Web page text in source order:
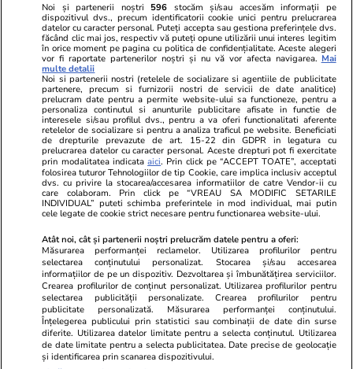
Ringier România
Libertatea pentru
Unica.ro
Program TV
Avantaje
ELLE
Gazeta Sporturilor
Stiri mondene
Calculator sarcina
Ajută Copiii
Locuri de muncă
Imobiliare.ro
Jobradar24
Imoradar24
Colecții Libertatea
Pariază responsabil! Decizia ONJN nr. 821/25.09.2025.
Jocurile de noroc sunt interzise minorilor.
© 2026 Ringier Romania. Toate drepturile rezervate
Actualizare preferințe cookies
Noi și partenerii noștri 596 stocăm și/sau accesăm informații pe
dispozitivul dvs., precum identificatorii cookie unici pentru prelucrarea
datelor cu caracter personal. Puteți accepta sau gestiona preferințele dvs.
făcând clic mai jos, respectiv vă puteți opune utilizării unui interes legitim
în orice moment pe pagina cu politica de confidențialitate. Aceste alegeri
vor fi raportate partenerilor noștri și nu vă vor afecta navigarea. Mai
multe detalii
Noi si partenerii nostri (retelele de socializare si agentiile de publicitate
partenere, precum si furnizorii nostri de servicii de date analitice)
prelucram date pentru a permite website-ului sa functioneze, pentru a
personaliza continutul si anunturile publicitare afisate in functie de
interesele si/sau profilul dvs., pentru a va oferi functionalitati aferente
retelelor de socializare si pentru a analiza traficul pe website. Beneficiati
de drepturile prevazute de art. 15-22 din GDPR in legatura cu
prelucrarea datelor cu caracter personal. Aceste drepturi pot fi exercitate
prin modalitatea indicataaici. Prin click pe “ACCEPT TOATE”, acceptati
folosirea tuturor Tehnologiilor de tip Cookie, care implica inclusiv acceptul
dvs. cu privire la stocarea/accesarea informatiilor de catre Vendor-ii cu
care colaboram. Prin click pe “VREAU SA MODIFIC SETARILE
INDIVIDUAL” puteti schimba preferintele in mod individual, mai putin
cele legate de cookie strict necesare pentru functionarea website-ului.
Atât noi, cât și partenerii noștri prelucrăm datele pentru a oferi:
Măsurarea performanței reclamelor. Utilizarea profilurilor pentru
selectarea conținutului personalizat. Stocarea și/sau accesarea
informațiilor de pe un dispozitiv. Dezvoltarea și îmbunătățirea serviciilor.
Crearea profilurilor de conținut personalizat. Utilizarea profilurilor pentru
selectarea publicității personalizate. Crearea profilurilor pentru
publicitate personalizată. Măsurarea performanței conținutului.
Înțelegerea publicului prin statistici sau combinații de date din surse
diferite. Utilizarea datelor limitate pentru a selecta conținutul. Utilizarea
de date limitate pentru a selecta publicitatea. Date precise de geolocație
și identificarea prin scanarea dispozitivului.